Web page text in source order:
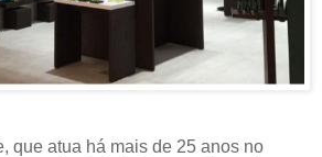
que atua há mais de 25 anos no